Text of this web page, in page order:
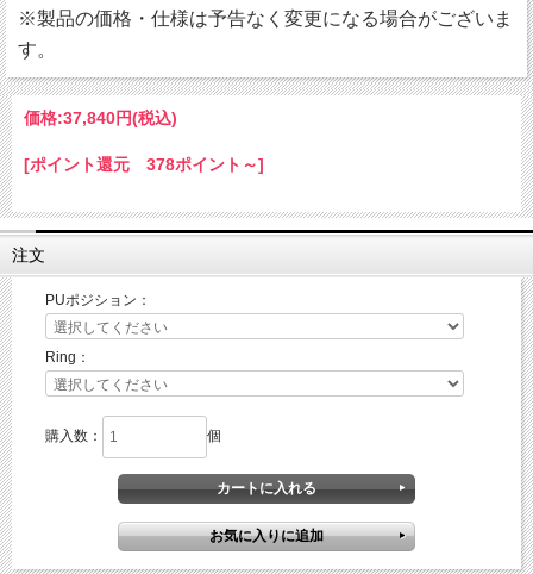
※製品の価格・仕様は予告なく変更になる場合がございま
す。
価格:37,840円(税込)
[ポイント還元 378ポイント～]
注文
PUポジション：
Ring：
購入数： 個